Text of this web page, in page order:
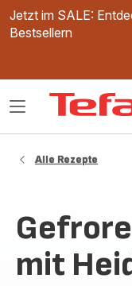
Jetzt im SALE:
Bestsellern
Das
Alle Rezepte
mit